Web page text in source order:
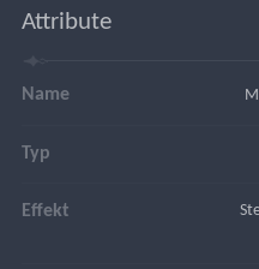
Attribute
Name
Typ
Effekt